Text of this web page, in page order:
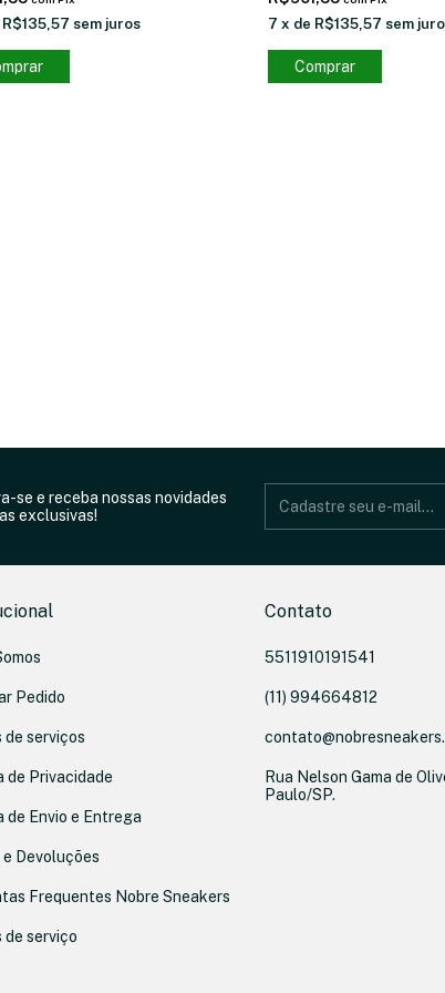
R$135,57 sem juros 7 x de R$135,57 sem
Comprar
se e receba nossas novidades
exclusivas!
Pedido
de serviços
de Privacidade
de Envio e Entrega
Devoluções
Frequentes Nobre Sneakers
de serviço
Contato
5511910191541
(11) 994664812
Rua Nelson Gama de
Paulo/SP.